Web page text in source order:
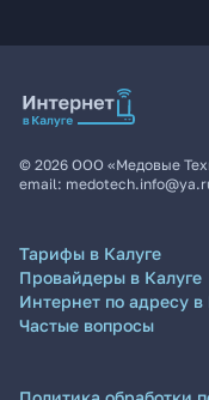
© 2026 ООО «Медовые
email:
Тарифы в Калуге
Провайдеры в Калуге
Интернет по адресу в
Частые вопросы